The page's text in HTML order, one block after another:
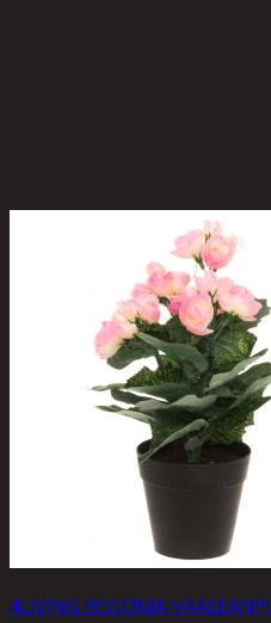
4LIVING BEGONIA